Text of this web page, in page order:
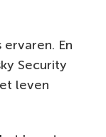
En
Security
leven